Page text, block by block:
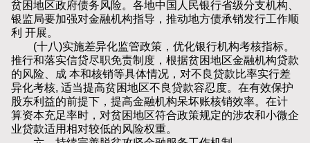
贫困地区政府债务风险。各地中国人民银行省级分支机构、
银监局要加强对金融机构指导，推动地方债承销发行工作顺
利 开展。
(十八)实施差异化监管政策，优化银行机构考核指标。
推行和落实信贷尽职免责制度，根据贫困地区金融机构贷款
的风险、成 本和核销等具体情况，对不良贷款比率实行差
异化考核, 适当提高贫困地区不良贷款容忍度。在有效保护
股东利益的前提下，提高金融机构呆坏账核销效率。在计
算资本充足率时，对贫困地区符合政策规定的涉农和小微企
业贷款适用相对较低的风险权重。